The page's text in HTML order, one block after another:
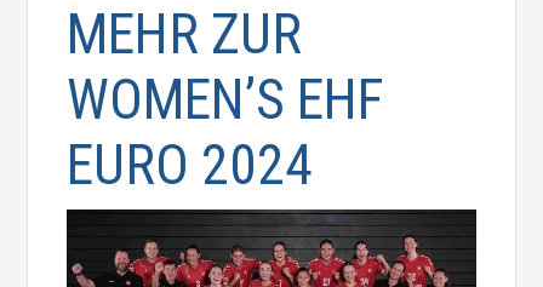
MEHR ZUR
WOMEN’S EHF
EURO 2024